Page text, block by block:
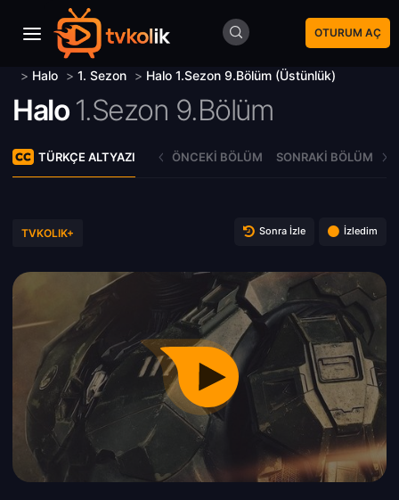
OTURUM AÇ
> Halo > 1. Sezon > Halo 1.Sezon 9.Bölüm (Üstünlük)
Halo 1.Sezon 9.Bölüm
TÜRKÇE ALTYAZI ÖNCEKI BÖLÜM SONRAKI BÖLÜM
TVKOLIK+ Sonra İzle İzledim